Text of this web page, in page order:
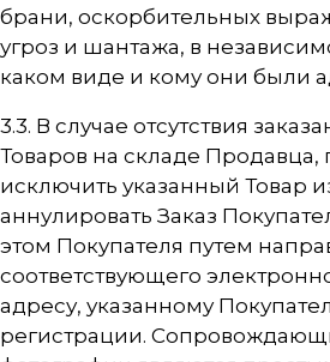
брани, оскорбительных
угроз и шантажа, в
каком виде и кому они были
3.3. В случае отсутствия
Товаров на складе
исключить указанный Товар
аннулировать Заказ
этом Покупателя путем
соответствующего
адресу, указанному
регистрации.